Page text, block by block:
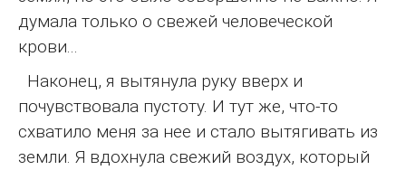
думала только о свежей человеческой
крови...
Наконец, я вытянула руку вверх и
почувствовала пустоту. И тут же, что-то
схватило меня за нее и стало вытягивать из
земли. Я вдохнула свежий воздух, который